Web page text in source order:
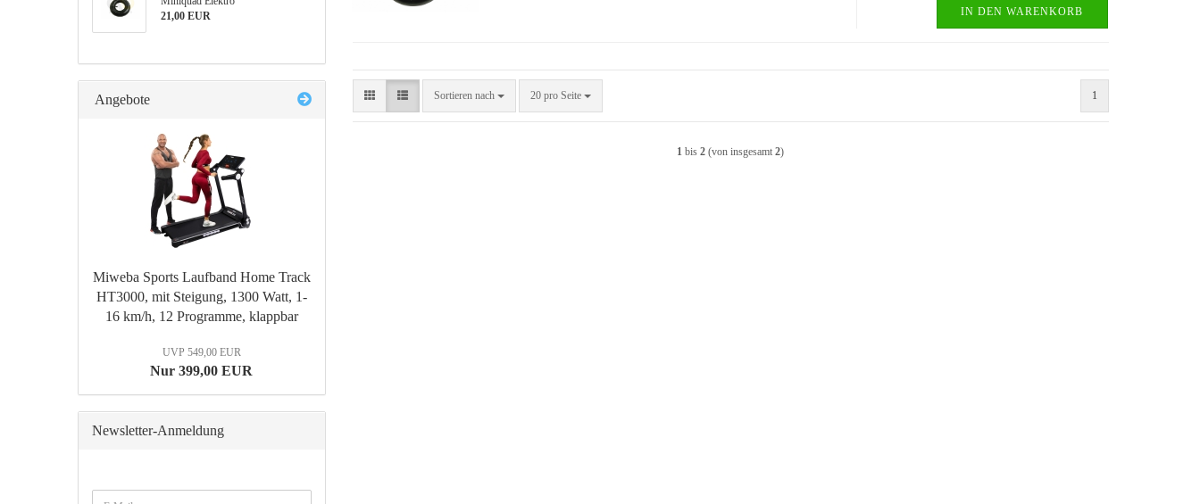
IN DEN WARENKORB
Sortieren nach
Sortieren nach 20 pro Seite
pro Seite 1
1 bis2 (von insgesamt2)
21,00 EUR
Angebote
Miweba Sports Laufband Home Track
HT3000, mit Steigung, 1300 Watt, 1-
16 km/h, 12 Programme, klappbar
UVP 549,00 EUR
Nur 399,00 EUR
Newsletter-Anmeldung